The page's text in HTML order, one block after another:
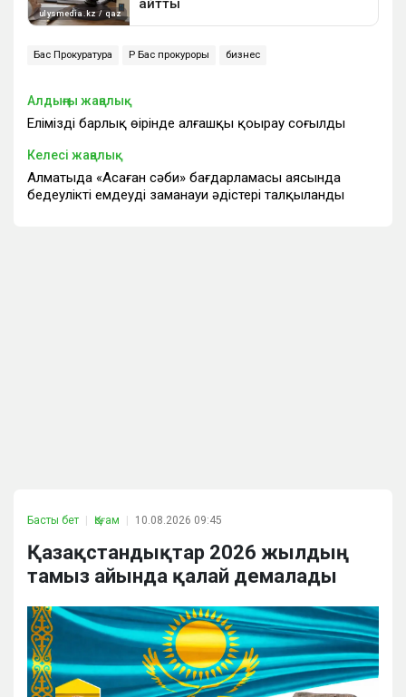
Бас Прокуратура ҚР Бас прокуроры бизнес
Алдыңғы жаңалық
Еліміздің барлық өңірінде алғашқы қоңырау соғылды
Келесі жаңалық
Алматыда «Аңсаған сәби» бағдарламасы аясында
бедеулікті емдеудің заманауи әдістері талқыланды
Басты бет Қоғам 10.08.2026 09:45
Қазақстандықтар 2026 жылдың
тамыз айында қалай демалады